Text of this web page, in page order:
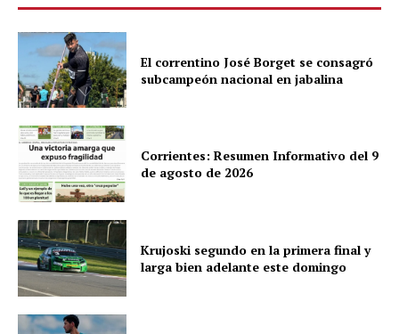
El correntino José Borget se consagró
subcampeón nacional en jabalina
Corrientes: Resumen Informativo del 9
de agosto de 2026
Krujoski segundo en la primera final y
larga bien adelante este domingo